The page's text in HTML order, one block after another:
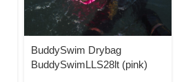
BuddySwim Drybag
BuddySwimLLS28lt (pink)